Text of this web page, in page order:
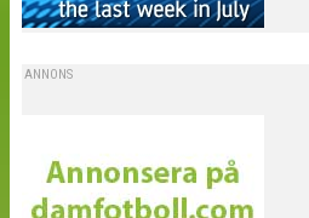
ANNONS